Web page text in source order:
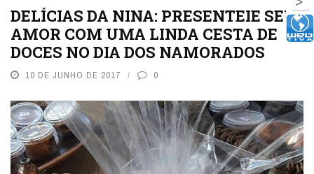
DELÍCIAS DA NINA: PRESENTEIE SEU
AMOR COM UMA LINDA CESTA DE
DOCES NO DIA DOS NAMORADOS
10 DE JUNHO DE 2017 0